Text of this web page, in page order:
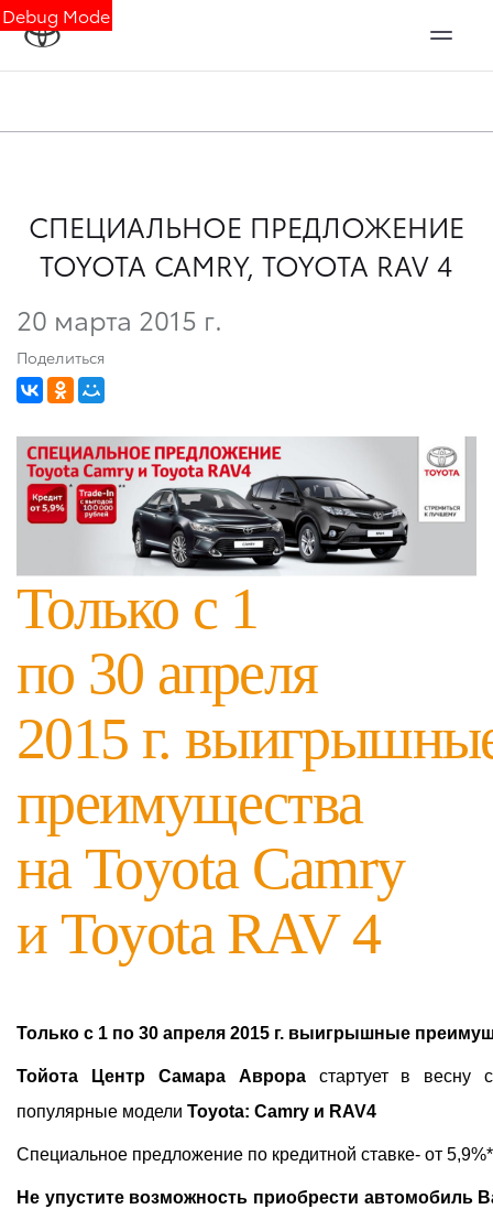
Debug Mode
СПЕЦИАЛЬНОЕ ПРЕДЛОЖЕНИЕ
TOYOTA CAMRY, TOYOTA RAV 4
20 марта 2015 г.
Поделиться
Только с 1
по 30 апреля
2015 г.
преимущества
на Toyota Camry
и Toyota RAV 4
Только с 1 по 30 апреля 2015 г. выигрышные
Тойота Центр Самара Аврора стартует в весну
популярные модели Toyota: Camry и RAV4
Специальное предложение по кредитной ставке- от
Не упустите возможность приобрести